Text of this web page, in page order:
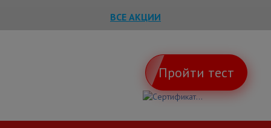
ВСЕ АКЦИИ
Пройти тест